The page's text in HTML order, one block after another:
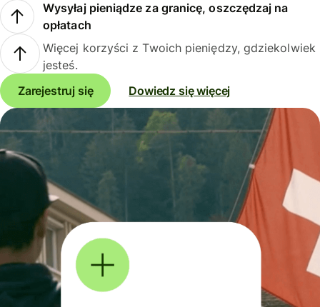
Wysyłaj pieniądze za granicę, oszczędzaj na
opłatach
Więcej korzyści z Twoich pieniędzy, gdziekolwiek
jesteś.
Zarejestruj się
Dowiedz się więcej